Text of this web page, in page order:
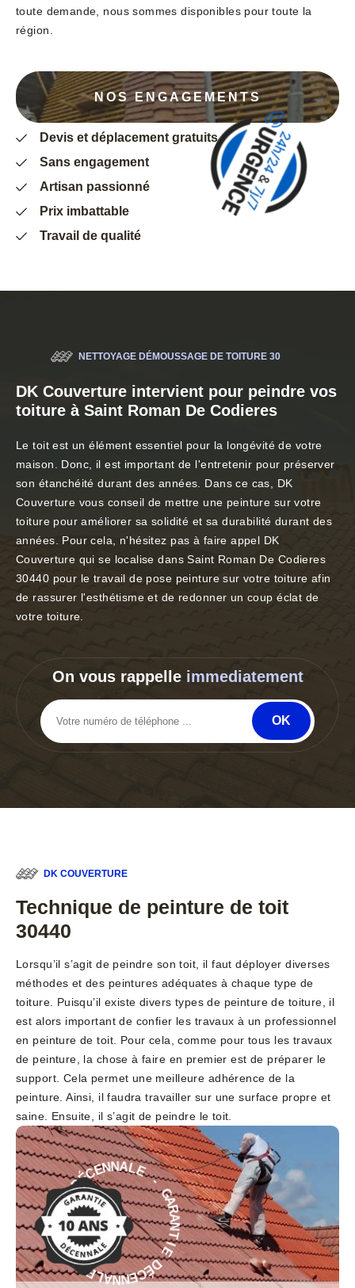
toute demande, nous sommes disponibles pour toute la
région.
NOS ENGAGEMENTS
Devis et déplacement gratuits
Sans engagement
Artisan passionné
Prix imbattable
Travail de qualité
NETTOYAGE DÉMOUSSAGE DE TOITURE 30
DK Couverture intervient pour peindre vos
toiture à Saint Roman De Codieres
Le toit est un élément essentiel pour la longévité de votre
maison. Donc, il est important de l'entretenir pour préserver
son étanchéité durant des années. Dans ce cas, DK
Couverture vous conseil de mettre une peinture sur votre
toiture pour améliorer sa solidité et sa durabilité durant des
années. Pour cela, n'hésitez pas à faire appel DK
Couverture qui se localise dans Saint Roman De Codieres
30440 pour le travail de pose peinture sur votre toiture afin
de rassurer l'esthétisme et de redonner un coup éclat de
votre toiture.
On vous rappelle immediatement
DK COUVERTURE
Technique de peinture de toit
30440
Lorsqu’il s’agit de peindre son toit, il faut déployer diverses
méthodes et des peintures adéquates à chaque type de
toiture. Puisqu’il existe divers types de peinture de toiture, il
est alors important de confier les travaux à un professionnel
en peinture de toit. Pour cela, comme pour tous les travaux
de peinture, la chose à faire en premier est de préparer le
support. Cela permet une meilleure adhérence de la
peinture. Ainsi, il faudra travailler sur une surface propre et
saine. Ensuite, il s’agit de peindre le toit.
G
A
R
A
N
T
I
E
D
É
C
E
NNALE - GA
R
A
N
T
I
E
D
É
C
E
N
N
A
L
E
-